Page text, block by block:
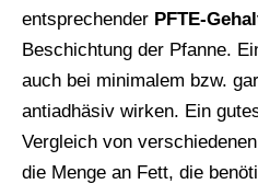
entsprechender PFTE-
Beschichtung der Pfanne.
auch bei minimalem bzw.
antiadhäsiv wirken. Ein
Vergleich von
die Menge an Fett, die